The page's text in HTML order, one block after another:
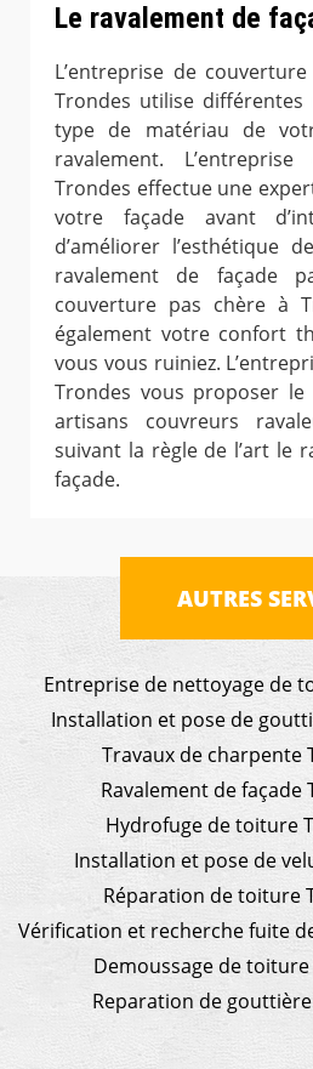
Le ravalement de
L’entreprise de
Trondes utilise
type de matériau de
ravalement.
Trondes effectue une
votre façade avant
d’améliorer l’esthétique
ravalement de façade
couverture pas chère à
également votre confort
vous vous ruiniez.
Trondes vous proposer le
artisans couvreurs
suivant la règle de l’art le
façade.
AUTRES
Entreprise de nettoyage de
Installation et pose de
Travaux de charpente
Ravalement de façade
Hydrofuge de toiture
Installation et pose de
Réparation de toiture
Vérification et recherche fuite
Demoussage de
Reparation de